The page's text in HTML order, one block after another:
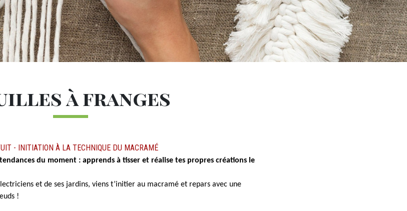
à franges
- INITIATION À LA TECHNIQUE DU MACRAMÉ
du moment : apprends à tisser et réalise tes propres créations le
et de ses jardins, viens t’initier au macramé et repars avec une
!